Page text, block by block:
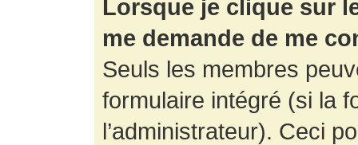
Lorsque je clique sur
me demande de me
Seuls les membres
formulaire intégré (si la
l’administrateur). Ceci